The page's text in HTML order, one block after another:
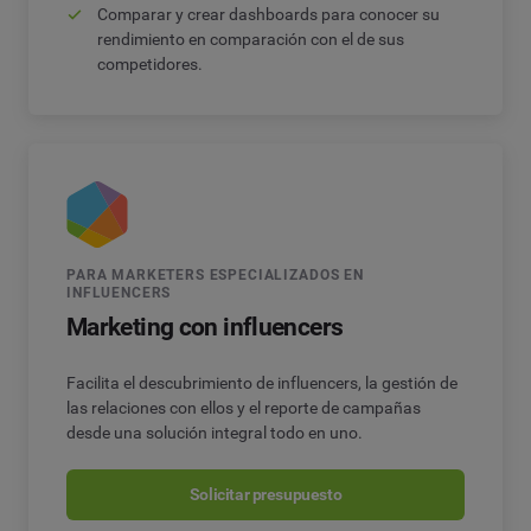
Comparar y crear dashboards para conocer su
rendimiento en comparación con el de sus
competidores.
PARA MARKETERS ESPECIALIZADOS EN
INFLUENCERS
Marketing con influencers
Facilita el descubrimiento de influencers, la gestión de
las relaciones con ellos y el reporte de campañas
desde una solución integral todo en uno.
Solicitar presupuesto